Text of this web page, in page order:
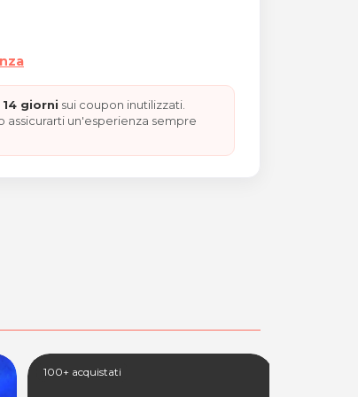
giorni sui coupon inutilizzati.
assicurarti un'esperienza sempre
100+ acquistati